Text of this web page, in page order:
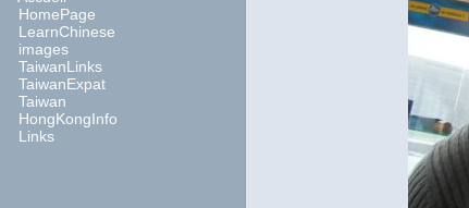
HomePage
LearnChinese
images
TaiwanLinks
TaiwanExpat
Taiwan
HongKongInfo
Links